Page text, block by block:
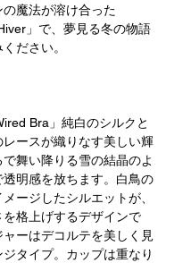
の魔法が溶け合った
」で、夢見る冬の物語
ださい。
Bra」純白のシルクと
レースが織りなす美しい輝
で舞い降りる雪の結晶のよ
透明感を放ちます。白鳥の
ージしたシルエットが、
を格上げするデザインで
ーはデコルテを美しく見
タイプ。カップは重なり